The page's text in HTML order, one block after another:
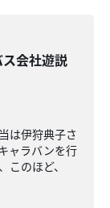
ス会社遊説
伊狩典子さ
ャラバンを行
このほど、